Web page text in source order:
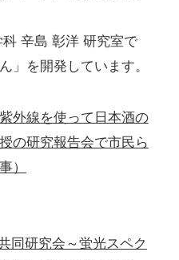
辛島 彰洋 研究室で
」を開発しています。
紫外線を使って日本酒の
の研究報告会で市民ら
）
同研究会～蛍光スペク